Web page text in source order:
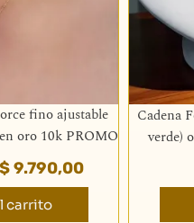
fino ajustable
oro 10k PROMO
$9.790,00
carrito
Cadena
verde)